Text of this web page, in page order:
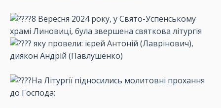
8 Вересня 2024 року, у Свято-Успенському
храмі Линовиці, була звершена святкова літургія
яку провели: ієрей Антоній (Лаврінович),
диякон Андрій (Павлушенко)
На Літургії підносились молитовні прохання
до Господа: